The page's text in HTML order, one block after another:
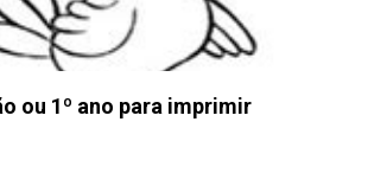
ou 1º ano para imprimir